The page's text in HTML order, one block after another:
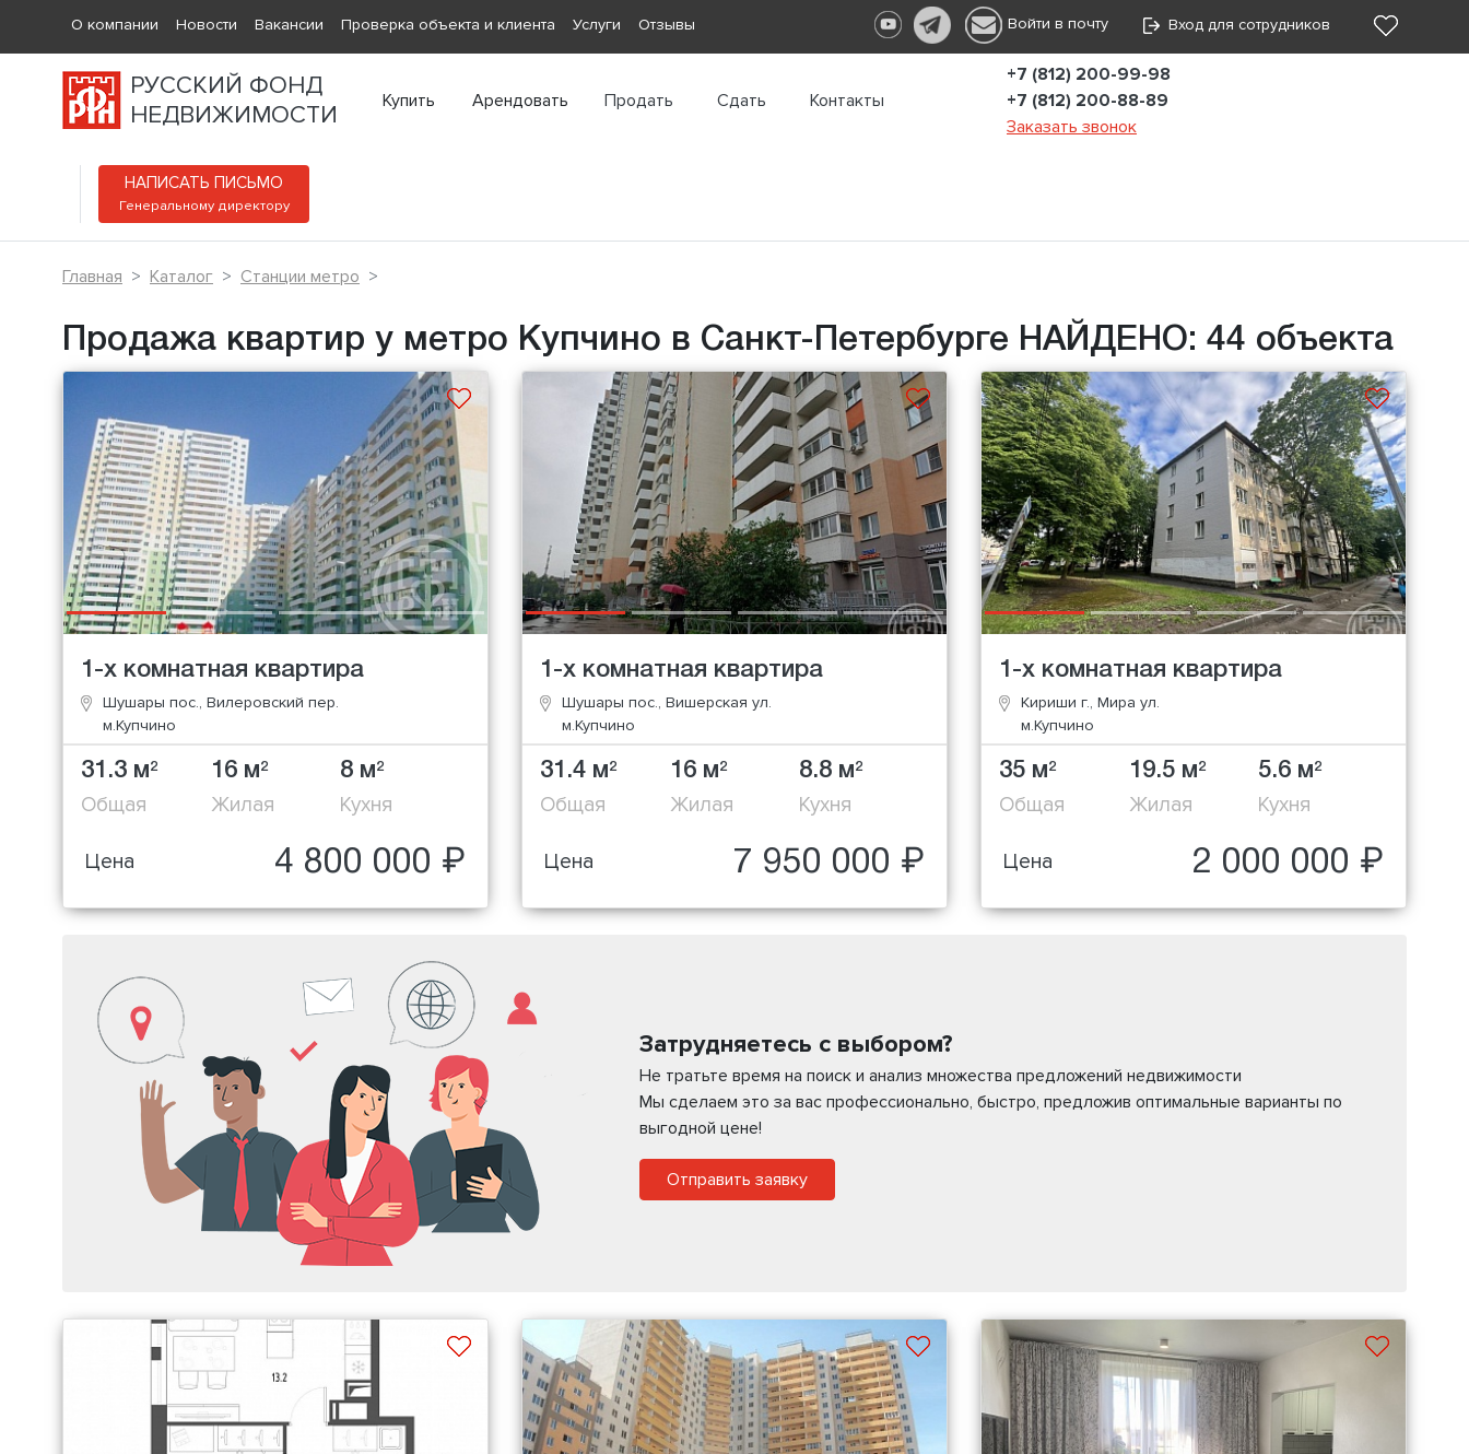
О компании Новости Вакансии Проверка объекта и клиента Услуги Отзывы Войти в почту Вход для сотрудников
РУССКИЙ ФОНД
НЕДВИЖИМОСТИ
Купить Арендовать Продать Сдать Контакты
+7 (812) 200-99-98
+7 (812) 200-88-89
Заказать звонок
НАПИСАТЬ ПИСЬМО
Генеральному директору
Главная Каталог Станции метро
Продажа квартир у метро Купчино в Санкт-Петербурге НАЙДЕНО: 44 объекта
1-х комнатная квартира
Шушары пос., Вилеровский пер.
м.Купчино
31.3 м2
Общая
16 м2
Жилая
8 м2
Кухня
Цена 4 800 000 ₽
1-х комнатная квартира
Шушары пос., Вишерская ул.
м.Купчино
31.4 м2
Общая
16 м2
Жилая
8.8 м2
Кухня
Цена 7 950 000 ₽
1-х комнатная квартира
Кириши г., Мира ул.
м.Купчино
35 м2
Общая
19.5 м2
Жилая
5.6 м2
Кухня
Цена 2 000 000 ₽
Затрудняетесь с выбором?
Не тратьте время на поиск и анализ множества предложений недвижимости
Мы сделаем это за вас профессионально, быстро, предложив оптимальные варианты по
выгодной цене!
Отправить заявку